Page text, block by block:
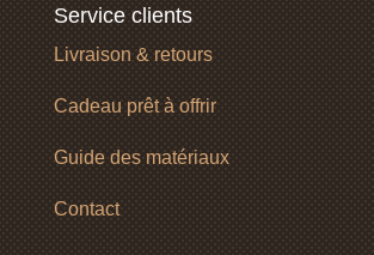
Service clients
Livraison & retours
Cadeau prêt à offrir
Guide des matériaux
Contact